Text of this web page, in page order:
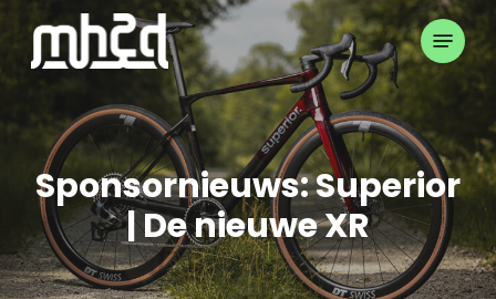
Menu
Sponsornieuws: Superior
| De nieuwe XR
Close